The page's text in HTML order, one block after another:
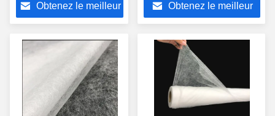
adhésifs chauds
Obtenez le meilleur
30cm Obtenez le meilleur